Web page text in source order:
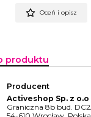
Oceń i opisz
produktu
Producent
Activeshop Sp. z o.o
Graniczna 8b bud.